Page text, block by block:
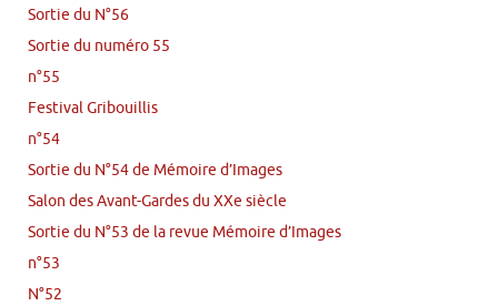
Sortie du N°56
Sortie du numéro 55
n°55
Festival Gribouillis
n°54
Sortie du N°54 de Mémoire d’Images
Salon des Avant-Gardes du XXe siècle
Sortie du N°53 de la revue Mémoire d’Images
n°53
N°52